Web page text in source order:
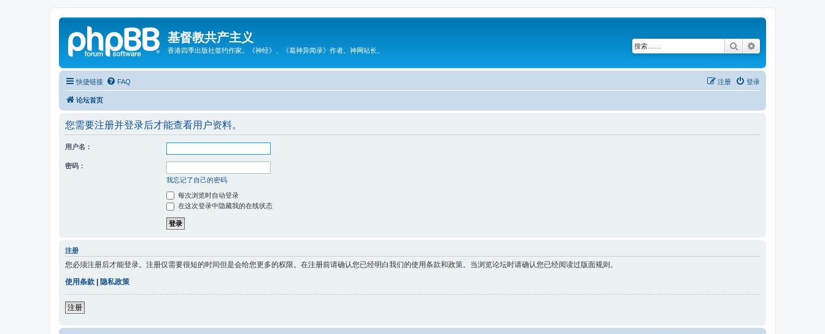
基督教共产主义
香港四季出版社签约作家。《神经》、《葛神异闻录》作者。神网站长。 搜索
快捷链接 FAQ 登录
注册
论坛首页
您需要注册并登录后才能查看用户资料。
用户名：
密码：
我忘记了自己的密码
每次浏览时自动登录
在这次登录中隐藏我的在线状态
注册
您必须注册后才能登录。注册仅需要很短的时间但是会给您更多的权限。在注册前请确认您已经明白我们的使用条款和政策。当浏览论坛时请确认您已经阅读过版面规则。
使用条款
隐私政策
注册